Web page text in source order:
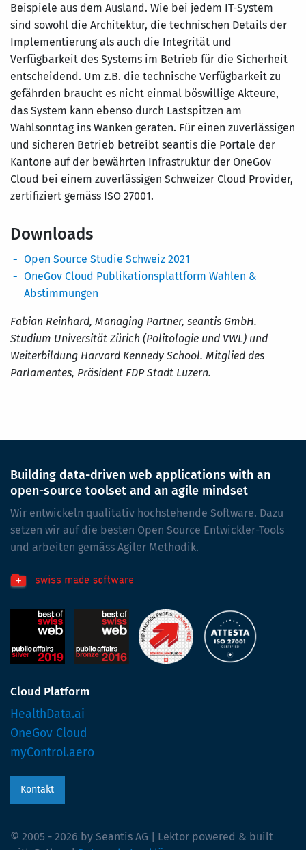
Beispiele aus dem Ausland. Wie bei jedem IT-System
sind sowohl die Architektur, die technischen Details der
Implementierung als auch die Integrität und
Verfügbarkeit des Systems im Betrieb für die Sicherheit
entscheidend. Um z.B. die technische Verfügbarkeit zu
gefährden braucht es nicht einmal böswillige Akteure,
das System kann ebenso durch Lastspitzen am
Wahlsonntag ins Wanken geraten. Für einen zuverlässigen
und sicheren Betrieb betreibt seantis die Portale der
Kantone auf der bewährten Infrastruktur der OneGov
Cloud bei einem zuverlässigen Schweizer Cloud Provider,
zertifiziert gemäss ISO 27001.
Downloads
Open Source Studie Schweiz 2021
OneGov Cloud Publikationsplattform Wahlen &
Abstimmungen
Fabian Reinhard, Managing Partner, seantis GmbH.
Studium Universität Zürich (Politologie und VWL) und
Weiterbildung Harvard Kennedy School. Mitglied des
Parlamentes, Präsident FDP Stadt Luzern.
Building data-driven web applications with an
open-source toolset and an agile mindset
Wir entwickeln qualitativ hochstehende Software. Dazu
setzen wir auf die besten Open Source Entwickler-Tools
und arbeiten gemäss Agiler Methodik.
Cloud Platform
HealthData.ai
OneGov Cloud
myControl.aero
Kontakt
© 2005 - 2026 by Seantis AG | Lektor powered & built